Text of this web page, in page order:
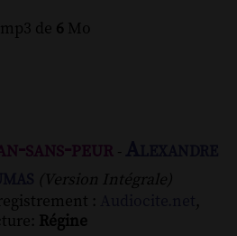
de 6 Mo
sans-peur -
(Version Intégrale)
:
,
Régine